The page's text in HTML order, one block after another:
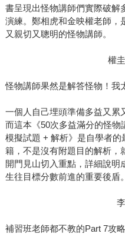
書呈現出怪物講師們實際破解
演練。鄭相虎和金映權老師，
又親切又聰明的怪物講師。
權
怪物講師果然是解答怪物！我
一個人自己埋頭準備多益又累
而這本《50次多益滿分的怪
模擬試題 + 解析》是自學者
籍，不是沒有附題目的解析，
開門見山切入重點，詳細說明
生往目標分數前進的重要後盾。
補習班老師都不教的Part 7攻略